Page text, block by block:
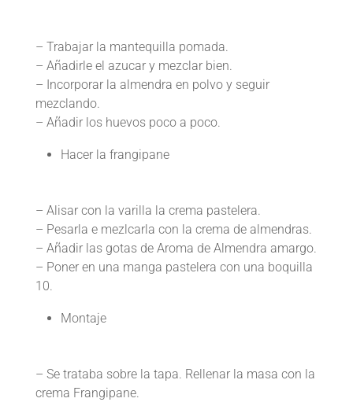
– Trabajar la mantequilla pomada.
– Añadirle el azucar y mezclar bien.
– Incorporar la almendra en polvo y seguir
mezclando.
– Añadir los huevos poco a poco.
Hacer la frangipane
– Alisar con la varilla la crema pastelera.
– Pesarla e mezlcarla con la crema de almendras.
– Añadir las gotas de Aroma de Almendra amargo.
– Poner en una manga pastelera con una boquilla
10.
Montaje
– Se trataba sobre la tapa. Rellenar la masa con la
crema Frangipane.